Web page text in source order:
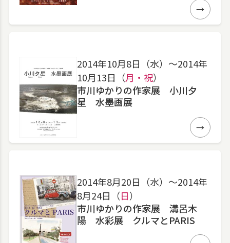
詳細
2014年10月8日（水）〜2014年
10月13日（月・祝）
市川ゆかりの作家展 小川夕
星 水墨画展
詳細
2014年8月20日（水）〜2014年
8月24日（日）
市川ゆかりの作家展 溝呂木
陽 水彩展 クルマとPARIS